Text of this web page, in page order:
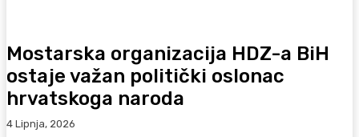
Mostarska organizacija HDZ-a BiH
ostaje važan politički oslonac
hrvatskoga naroda
4 Lipnja, 2026